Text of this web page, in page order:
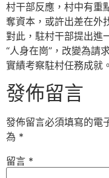
村干部反應，村中有重
奪資本，或許出差在外
對此，駐村干部提出進
“人身在崗”，改變為請
實績考察駐村任務成就。
發佈留言
發佈留言必須填寫的電
為 *
留言 *